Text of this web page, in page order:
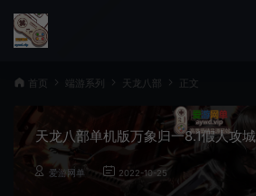
首页 端游系列 天龙八部 正文
天龙八部单机版万象归一8.1假人攻
爱游网单 2022-10-25